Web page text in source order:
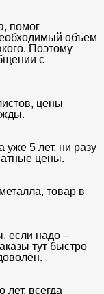
помог
объем
Поэтому
с
цены
5 лет, ни разу
цены.
товар в
если надо –
тут быстро
лет, всегда